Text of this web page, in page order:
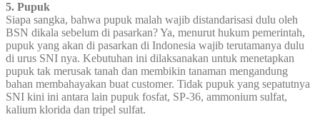
5. Pupuk
Siapa sangka, bahwa pupuk malah wajib distandarisasi dulu oleh
BSN dikala sebelum di pasarkan? Ya, menurut hukum pemerintah,
pupuk yang akan di pasarkan di Indonesia wajib terutamanya dulu
di urus SNI nya. Kebutuhan ini dilaksanakan untuk menetapkan
pupuk tak merusak tanah dan membikin tanaman mengandung
bahan membahayakan buat customer. Tidak pupuk yang sepatutnya
SNI kini ini antara lain pupuk fosfat, SP-36, ammonium sulfat,
kalium klorida dan tripel sulfat.